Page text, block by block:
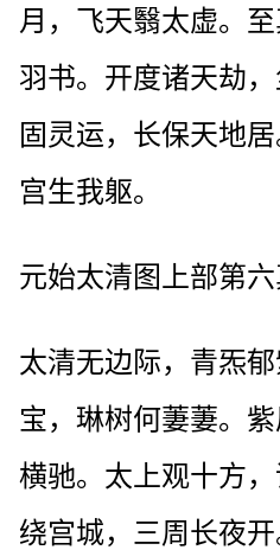
月，飞天翳太虚。
羽书。开度诸天劫
固灵运，长保天地
宫生我躯。
元始太清图上部第
太清无边际，青炁
宝，琳树何萋萋。
横驰。太上观十方
绕宫城，三周长夜